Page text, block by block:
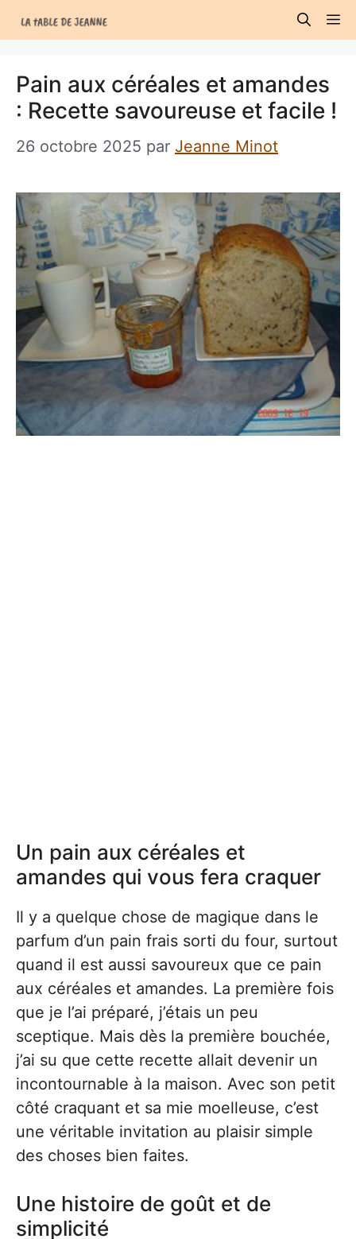
au
Pain aux céréales et amandes
: Recette savoureuse et facile !
26 octobre 2025 par Jeanne Minot
Un pain aux céréales et
amandes qui vous fera craquer
Il y a quelque chose de magique dans le
parfum d’un pain frais sorti du four, surtout
quand il est aussi savoureux que ce pain
aux céréales et amandes. La première fois
que je l’ai préparé, j’étais un peu
sceptique. Mais dès la première bouchée,
j’ai su que cette recette allait devenir un
incontournable à la maison. Avec son petit
côté craquant et sa mie moelleuse, c’est
une véritable invitation au plaisir simple
des choses bien faites.
Une histoire de goût et de
simplicité